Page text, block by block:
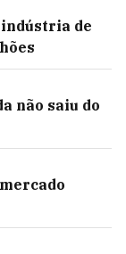
indústria de
não saiu do